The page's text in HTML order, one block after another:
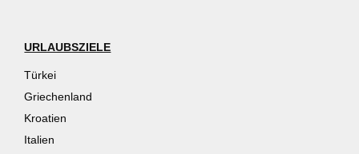
URLAUBSZIELE
Türkei
Griechenland
Kroatien
Italien